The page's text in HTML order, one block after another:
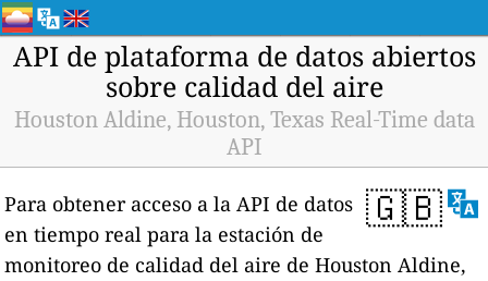
API de plataforma de datos abiertos
sobre calidad del aire
Houston Aldine, Houston, Texas Real-Time data
API
🇬🇧
Para obtener acceso a la API de datos
en tiempo real para la estación de
monitoreo de calidad del aire de Houston Aldine,